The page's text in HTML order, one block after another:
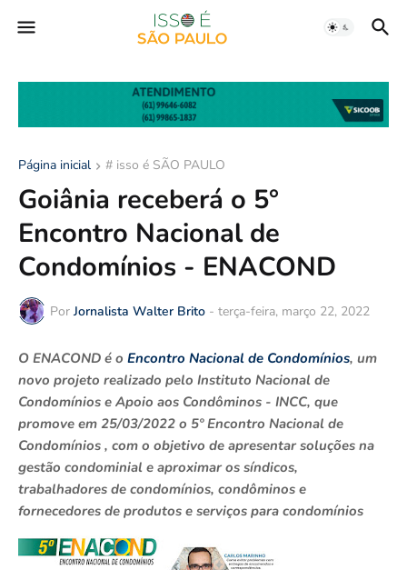
Página inicial # isso é SÃO PAULO
Goiânia receberá o 5°
Encontro Nacional de
Condomínios - ENACOND
Por Jornalista Walter Brito - terça-feira, março 22, 2022
O ENACOND é o Encontro Nacional de Condomínios, um
novo projeto realizado pelo Instituto Nacional de
Condomínios e Apoio aos Condôminos - INCC, que
promove em 25/03/2022 o 5º Encontro Nacional de
Condomínios , com o objetivo de apresentar soluções na
gestão condominial e aproximar os síndicos,
trabalhadores de condomínios, condôminos e
fornecedores de produtos e serviços para condomínios